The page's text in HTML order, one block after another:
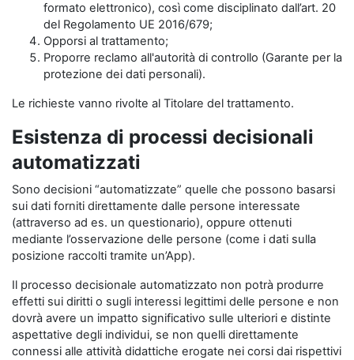
formato elettronico), così come disciplinato dall’art. 20
del Regolamento UE 2016/679;
Opporsi al trattamento;
Proporre reclamo all'autorità di controllo (Garante per la
protezione dei dati personali).
Le richieste vanno rivolte al Titolare del trattamento.
Esistenza di processi decisionali
automatizzati
Sono decisioni “automatizzate” quelle che possono basarsi
sui dati forniti direttamente dalle persone interessate
(attraverso ad es. un questionario), oppure ottenuti
mediante l’osservazione delle persone (come i dati sulla
posizione raccolti tramite un’App).
Il processo decisionale automatizzato non potrà produrre
effetti sui diritti o sugli interessi legittimi delle persone e non
dovrà avere un impatto significativo sulle ulteriori e distinte
aspettative degli individui, se non quelli direttamente
connessi alle attività didattiche erogate nei corsi dai rispettivi